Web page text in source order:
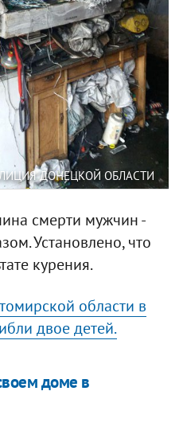
ДОНЕЦКОЙ ОБЛАСТИ
смерти мужчин -
Установлено, что
курения.
области в
двое детей.
доме в